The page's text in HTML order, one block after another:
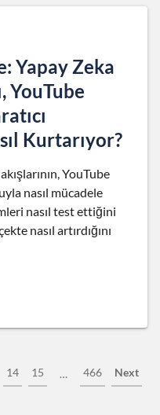
Yapay Zeka
YouTube
Kurtarıyor?
YouTube
nasıl mücadele
nasıl test ettiğini
nasıl artırdığını
14 15 … 466 Next